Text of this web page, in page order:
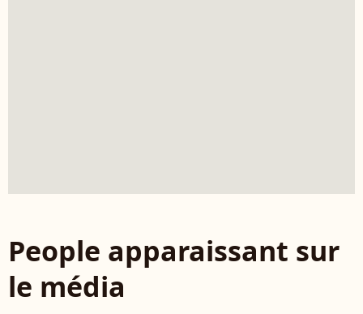
People apparaissant sur
le média